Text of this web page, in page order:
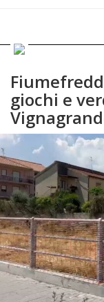
giochi e